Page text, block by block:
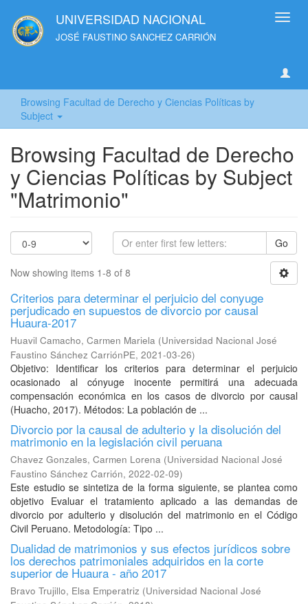
UNIVERSIDAD NACIONAL
JOSÉ FAUSTINO SANCHEZ CARRIÓN
Browsing Facultad de Derecho y Ciencias Políticas by
Subject
Browsing Facultad de Derecho
y Ciencias Políticas by Subject
"Matrimonio"
Go
Now showing items 1-8 of 8
Criterios para determinar el perjuicio del conyuge
perjudicado en supuestos de divorcio por causal
Huaura-2017
Huavil Camacho, Carmen Mariela (Universidad Nacional José
Faustino Sánchez CarriónPE, 2021-03-26)
Objetivo: Identificar los criterios para determinar el perjuicio
ocasionado al cónyuge inocente permitirá una adecuada
compensación económica en los casos de divorcio por causal
(Huacho, 2017). Métodos: La población de ...
Divorcio por la causal de adulterio y la disolución del
matrimonio en la legislación civil peruana
Chavez Gonzales, Carmen Lorena (Universidad Nacional José
Faustino Sánchez Carrión, 2022-02-09)
Este estudio se sintetiza de la forma siguiente, se plantea como
objetivo Evaluar el tratamiento aplicado a las demandas de
divorcio por adulterio y disolución del matrimonio en el Código
Civil Peruano. Metodología: Tipo ...
Dualidad de matrimonios y sus efectos jurídicos sobre
los derechos patrimoniales adquiridos en la corte
superior de Huaura - año 2017
Bravo Trujillo, Elsa Emperatriz (Universidad Nacional José